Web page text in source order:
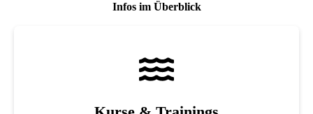
Infos im Überblick